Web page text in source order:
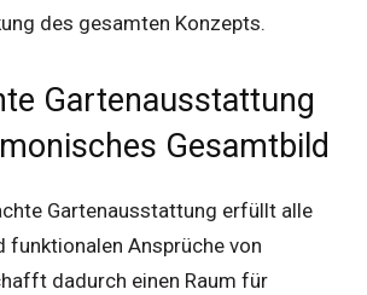
des gesamten Konzepts.
Gartenausstattung
Gesamtbild
Gartenausstattung erfüllt alle
funktionalen Ansprüche von
dadurch einen Raum für